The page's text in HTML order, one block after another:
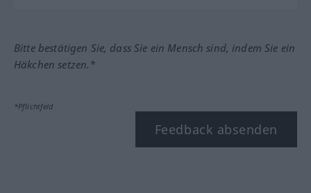
Bitte bestätigen Sie, dass Sie ein Mensch sind, indem Sie ein
Häkchen setzen.*
*Pflichtfeld
Feedback absenden